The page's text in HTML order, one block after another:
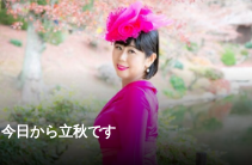
今日から立秋です